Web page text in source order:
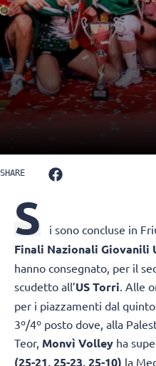
SHARE
S i sono concluse in
Finali Nazionali Giovanili
hanno consegnato, per il
scudetto all’US Torri. Alle
per i piazzamenti dal
3º/4º posto dove, alla
Teor, Monvì Volley ha
(25-21, 25-23, 25-10) la